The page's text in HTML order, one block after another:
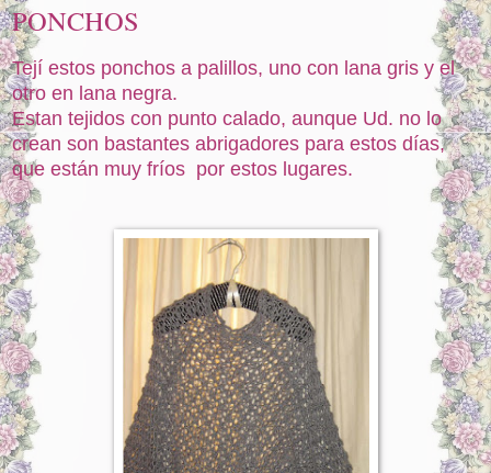
PONCHOS
Tejí estos ponchos a palillos, uno con lana gris y el
otro en lana negra.
Estan tejidos con punto calado, aunque Ud. no lo
crean son bastantes abrigadores para estos días,
que están muy fríos por estos lugares.